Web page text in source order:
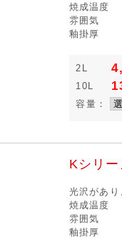
焼成温度
雰囲気
釉掛厚
2L
10L
容量：
Kシリ
光沢があり
焼成温度
雰囲気
釉掛厚